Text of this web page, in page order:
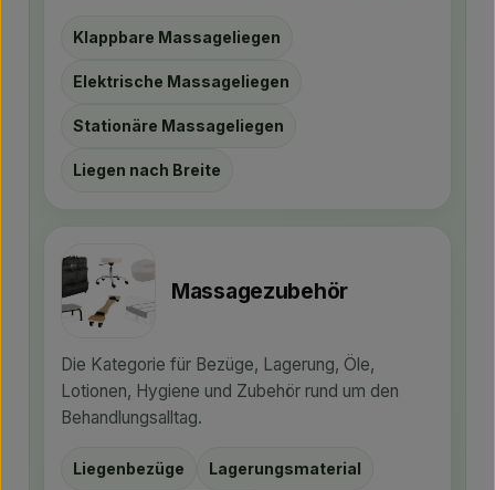
Klappbare Massageliegen
Elektrische Massageliegen
Stationäre Massageliegen
Liegen nach Breite
Massagezubehör
Die Kategorie für Bezüge, Lagerung, Öle,
Lotionen, Hygiene und Zubehör rund um den
Behandlungsalltag.
Liegenbezüge Lagerungsmaterial